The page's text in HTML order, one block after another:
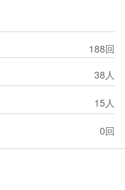
188回
38人
15人
0回